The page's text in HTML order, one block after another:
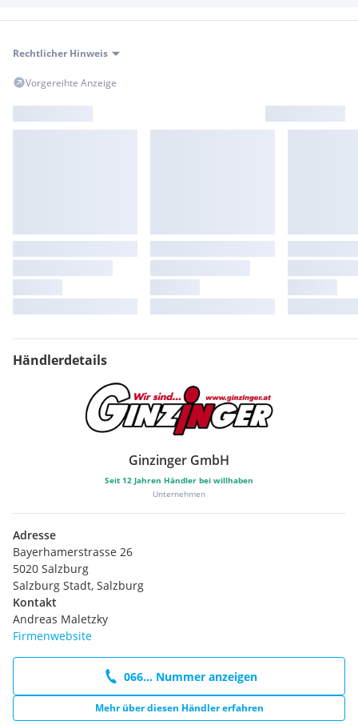
Rechtlicher Hinweis
Vorgereihte Anzeige
Händlerdetails
Ginzinger GmbH
Seit 12 Jahren Händler bei willhaben
Unternehmen
Adresse
Bayerhamerstrasse 26
5020 Salzburg
Salzburg Stadt, Salzburg
Kontakt
Andreas Maletzky
Firmenwebsite
066... Nummer anzeigen
Mehr über diesen Händler erfahren